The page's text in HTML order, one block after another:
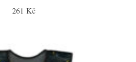
261 Kč